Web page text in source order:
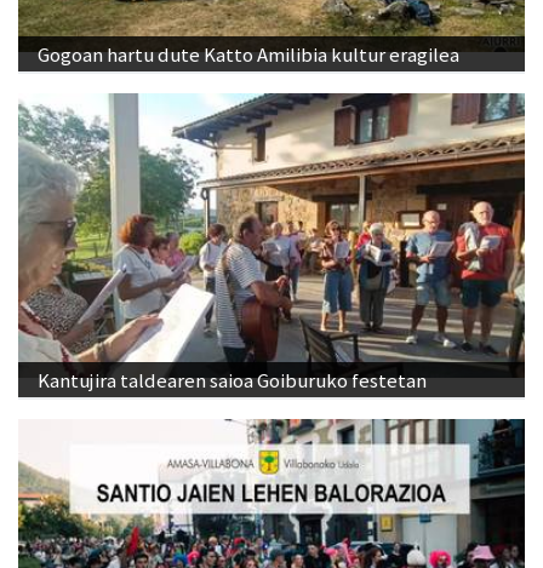
Gogoan hartu dute Katto Amilibia kultur eragilea
Kantujira taldearen saioa Goiburuko festetan